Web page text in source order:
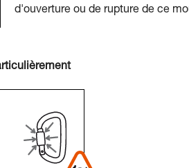
d'ouverture ou de rupture de ce